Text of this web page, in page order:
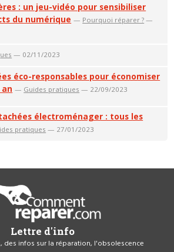
: un jeu-vidéo pour sensibiliser
du numérique — Pourquoi réparer ? —
— 02/11/2023
éco-responsables pour économiser
— Guides pratiques — 22/09/2023
électroménager : tous les
pratiques — 27/01/2023
Lettre d'info
des infos sur la réparation, l'obsolescence